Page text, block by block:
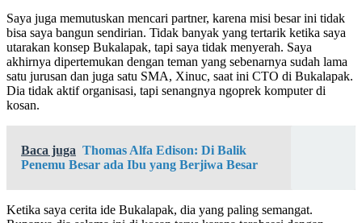
Saya juga memutuskan mencari partner, karena misi besar ini tidak
bisa saya bangun sendirian. Tidak banyak yang tertarik ketika saya
utarakan konsep Bukalapak, tapi saya tidak menyerah. Saya
akhirnya dipertemukan dengan teman yang sebenarnya sudah lama
satu jurusan dan juga satu SMA, Xinuc, saat ini CTO di Bukalapak.
Dia tidak aktif organisasi, tapi senangnya ngoprek komputer di
kosan.
Baca juga Thomas Alfa Edison: Di Balik
Penemu Besar ada Ibu yang Berjiwa Besar
Ketika saya cerita ide Bukalapak, dia yang paling semangat.